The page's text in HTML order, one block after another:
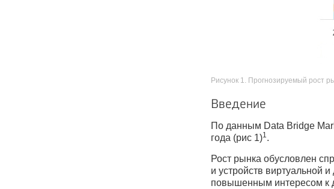
Рисунок 1. Прогнозируемый рост
Введение
По данным Data Bridge
года (рис 1)1.
Рост рынка обусловлен
и устройств виртуальной
повышенным интересом к